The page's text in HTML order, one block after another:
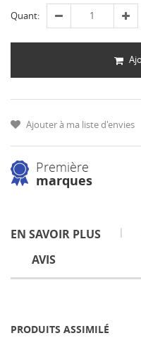
Quant:
Ajouter à ma liste d'envies
Première
marques
EN SAVOIR PLUS
AVIS
PRODUITS ASSIMILÉ